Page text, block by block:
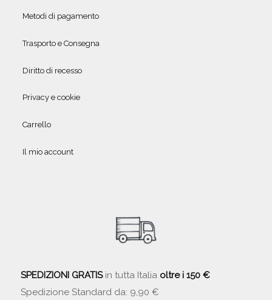
Metodi di pagamento
Trasporto e Consegna
Diritto di recesso
Privacy e cookie
Carrello
Il mio account
SPEDIZIONI GRATISin tutta Italia oltre i 150 €
Spedizione Standard da: 9,90 €